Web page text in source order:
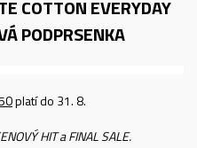
COTTON EVERYDAY
PODPRSENKA
platí do 31. 8.
HIT a FINAL SALE.